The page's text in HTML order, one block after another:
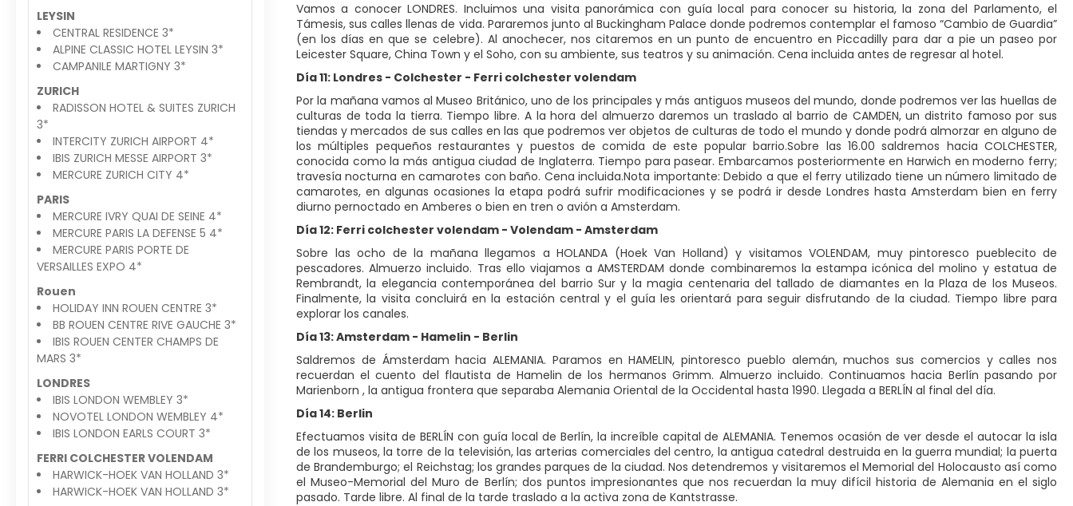
Vamos a conocer LONDRES. Incluimos una visita panorámica con guía local para conocer su historia, la zona del Parlamento, el
Támesis, sus calles llenas de vida. Pararemos junto al Buckingham Palace donde podremos contemplar el famoso “Cambio de Guardia”
(en los días en que se celebre). Al anochecer, nos citaremos en un punto de encuentro en Piccadilly para dar a pie un paseo por
Leicester Square, China Town y el Soho, con su ambiente, sus teatros y su animación. Cena incluida antes de regresar al hotel.
Día 11: Londres - Colchester - Ferri colchester volendam
Por la mañana vamos al Museo Británico, uno de los principales y más antiguos museos del mundo, donde podremos ver las huellas de
culturas de toda la tierra. Tiempo libre. A la hora del almuerzo daremos un traslado al barrio de CAMDEN, un distrito famoso por sus
tiendas y mercados de sus calles en las que podremos ver objetos de culturas de todo el mundo y donde podrá almorzar en alguno de
los múltiples pequeños restaurantes y puestos de comida de este popular barrio.Sobre las 16.00 saldremos hacia COLCHESTER,
conocida como la más antigua ciudad de Inglaterra. Tiempo para pasear. Embarcamos posteriormente en Harwich en moderno ferry;
travesía nocturna en camarotes con baño. Cena incluida.Nota importante: Debido a que el ferry utilizado tiene un número limitado de
camarotes, en algunas ocasiones la etapa podrá sufrir modificaciones y se podrá ir desde Londres hasta Amsterdam bien en ferry
diurno pernoctado en Amberes o bien en tren o avión a Amsterdam.
Día 12: Ferri colchester volendam - Volendam - Amsterdam
Sobre las ocho de la mañana llegamos a HOLANDA (Hoek Van Holland) y visitamos VOLENDAM, muy pintoresco pueblecito de
pescadores. Almuerzo incluido. Tras ello viajamos a AMSTERDAM donde combinaremos la estampa icónica del molino y estatua de
Rembrandt, la elegancia contemporánea del barrio Sur y la magia centenaria del tallado de diamantes en la Plaza de los Museos.
Finalmente, la visita concluirá en la estación central y el guía les orientará para seguir disfrutando de la ciudad. Tiempo libre para
explorar los canales.
Día 13: Amsterdam - Hamelin - Berlin
Saldremos de Ámsterdam hacia ALEMANIA. Paramos en HAMELIN, pintoresco pueblo alemán, muchos sus comercios y calles nos
recuerdan el cuento del flautista de Hamelin de los hermanos Grimm. Almuerzo incluido. Continuamos hacia Berlín pasando por
Marienborn , la antigua frontera que separaba Alemania Oriental de la Occidental hasta 1990. Llegada a BERLÍN al final del día.
Día 14: Berlin
Efectuamos visita de BERLÍN con guía local de Berlín, la increíble capital de ALEMANIA. Tenemos ocasión de ver desde el autocar la isla
de los museos, la torre de la televisión, las arterias comerciales del centro, la antigua catedral destruida en la guerra mundial; la puerta
de Brandemburgo; el Reichstag; los grandes parques de la ciudad. Nos detendremos y visitaremos el Memorial del Holocausto así como
el Museo-Memorial del Muro de Berlín; dos puntos impresionantes que nos recuerdan la muy difícil historia de Alemania en el siglo
pasado. Tarde libre. Al final de la tarde traslado a la activa zona de Kantstrasse.
LEYSIN
CENTRAL RESIDENCE 3*
ALPINE CLASSIC HOTEL LEYSIN 3*
CAMPANILE MARTIGNY 3*
ZURICH
RADISSON HOTEL & SUITES ZURICH
3*
INTERCITY ZURICH AIRPORT 4*
IBIS ZURICH MESSE AIRPORT 3*
MERCURE ZURICH CITY 4*
PARIS
MERCURE IVRY QUAI DE SEINE 4*
MERCURE PARIS LA DEFENSE 5 4*
MERCURE PARIS PORTE DE
VERSAILLES EXPO 4*
Rouen
HOLIDAY INN ROUEN CENTRE 3*
BB ROUEN CENTRE RIVE GAUCHE 3*
IBIS ROUEN CENTER CHAMPS DE
MARS 3*
LONDRES
IBIS LONDON WEMBLEY 3*
NOVOTEL LONDON WEMBLEY 4*
IBIS LONDON EARLS COURT 3*
FERRI COLCHESTER VOLENDAM
HARWICK-HOEK VAN HOLLAND 3*
HARWICK-HOEK VAN HOLLAND 3*